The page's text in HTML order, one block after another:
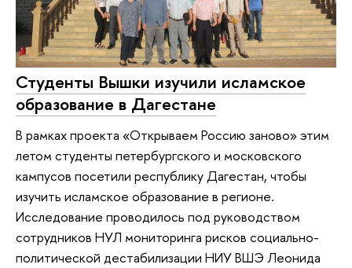
Студенты Вышки изучили исламское
образование в Дагестане
В рамках проекта «Открываем Россию заново» этим
летом студенты петербургского и московского
кампусов посетили республику Дагестан, чтобы
изучить исламское образование в регионе.
Исследование проводилось под руководством
сотрудников НУЛ мониторинга рисков социально-
политической дестабилизации НИУ ВШЭ Леонида